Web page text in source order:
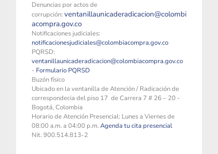
Denuncias por actos de
corrupción: ventanillaunicaderadicacion@colombi
acompra.gov.co
Notificaciones judiciales:
notificacionesjudiciales@colombiacompra.gov.co
PQRSD:
ventanillaunicaderadicacion@colombiacompra.gov.co
- Formulario PQRSD
Buzón físico
Ubicado en la ventanilla de Atención / Radicación de
correspondecia del piso 17 de Carrera 7 # 26 – 20 -
Bogotá, Colombia
Horario de Atención Presencial: Lunes a Viernes de
08:00 a.m. a 04:00 p.m. Agenda tu cita presencial
Nit. 900.514.813-2